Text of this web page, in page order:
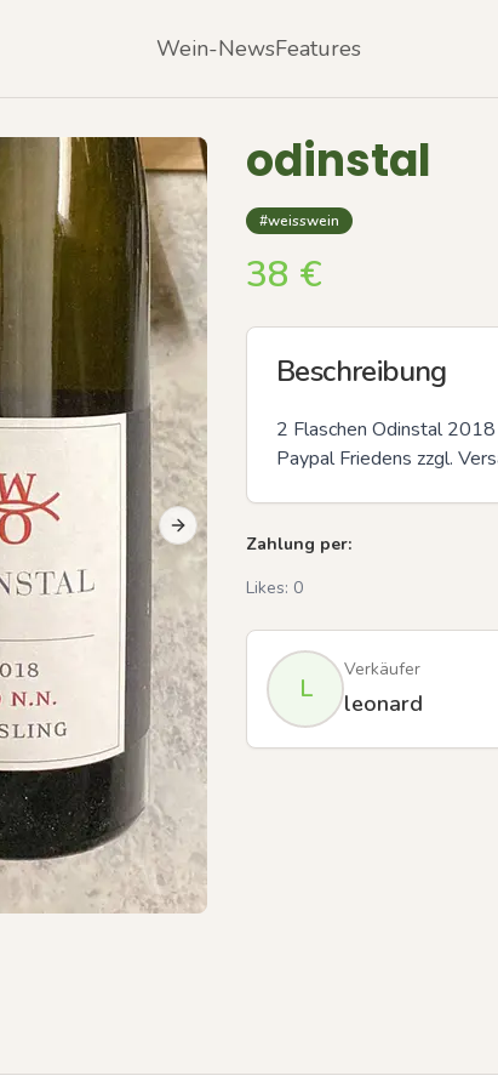
Wein-NewsFeatures
Next slidePrevious slide
odinstal
#weisswein
38 €
Beschreibung
2 Flaschen Odinstal
Paypal Friedens zzgl.
Zahlung per:
Likes: 0
L
Verkäufer
leonard